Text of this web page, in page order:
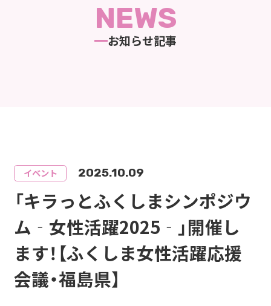
NEWS
お知らせ記事
イベント 2025.10.09
「キラっとふくしまシンポジウ
ム‐女性活躍2025‐」開催し
ます！【ふくしま女性活躍応援
会議・福島県】